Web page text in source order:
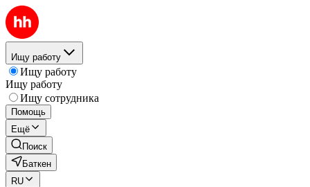
Ищу работу
Ищу работу
Ищу работу
Ищу сотрудника
Помощь
Ещё
Поиск
Баткен
RU